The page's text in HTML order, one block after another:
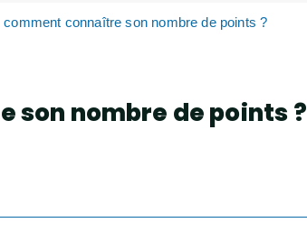
connaître son nombre de points ?
son nombre de points ?